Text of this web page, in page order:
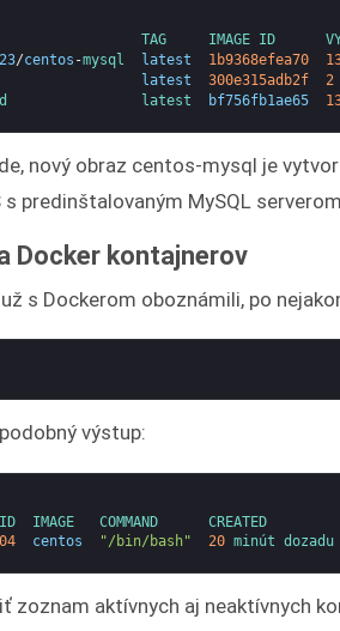
TAG IMAGE ID
/centos -mysql latest 1b9368efea70
latest 300e315adb2f
2
latest bf756fb1ae65
nový obraz centos-mysql je
s predinštalovaným MySQL
Docker kontajnerov
s Dockerom oboznámili, po
výstup:
ID IMAGE COMMAND
centos "/bin/bash" 20 minút
zoznam aktívnych aj neaktívnych